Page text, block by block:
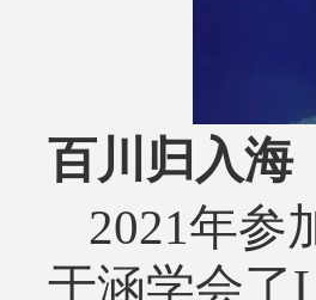
百川归入海
2021年参
于涵学会了